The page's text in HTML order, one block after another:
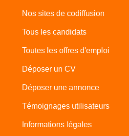
Nos sites de codiffusion
Tous les candidats
Toutes les offres d'emploi
Déposer un CV
Déposer une annonce
Témoignages utilisateurs
Informations légales